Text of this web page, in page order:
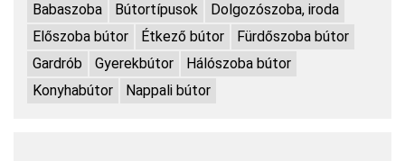
Babaszoba Bútortípusok
Dolgozószoba, iroda
Előszoba bútor
Étkező bútor
Fürdőszoba bútor
Gardrób
Gyerekbútor
Hálószoba bútor
Konyhabútor
Nappali bútor